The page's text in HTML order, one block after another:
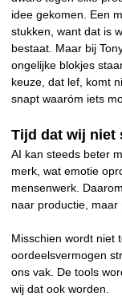
idee gekomen. Een
stukken, want dat is
bestaat. Maar bij
ongelijke blokjes
keuze, dat lef, komt
snapt waaróm iets
Tijd dat wij niet
AI kan steeds beter
merk, wat emotie
mensenwerk.
naar productie, maar
Misschien wordt niet
oordeelsvermogen
ons vak. De tools
wij dat ook worden.